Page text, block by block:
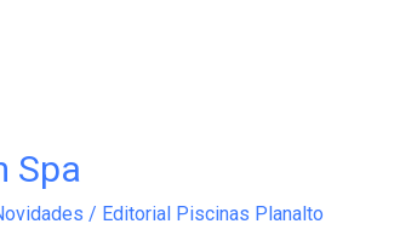
Spa
/ Editorial Piscinas Planalto